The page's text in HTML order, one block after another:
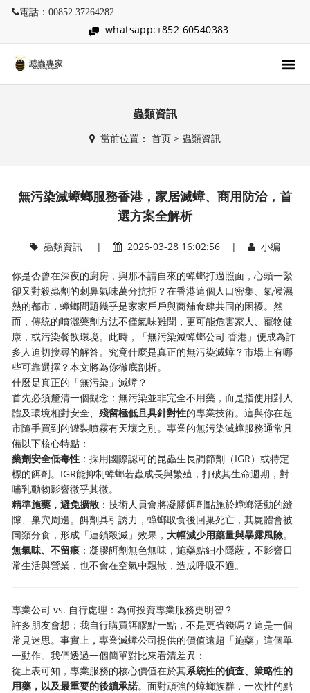
電話：00852 37264282
whatsapp:+852 60540383
蟲類資訊
當前位置： 首页> 蟲類資訊
無污染滅蟑螂服務香港，家居滅蟑、商用防治，首
選方案全解析
蟲類資訊| 2026-03-28 16:02:56 | 小编
你是否曾在深夜的廚房，與那不請自來的蟑螂打過照面，心頭一緊
卻又對殺蟲劑的刺鼻氣味萬分抗拒？在香港這個人口密集、氣候濕
熱的都市，蟑螂問題幾乎是家家戶戶與商舖食肆共同的困擾。然
而，傳統的噴灑藥劑方法不僅氣味難聞，更可能危害家人、寵物健
康，或污染餐飲環境。此時，「無污染滅蟑螂公司 香港」便成為許
多人迫切搜尋的解答。究竟什麼是真正的無污染滅蟑？市場上有哪
些可靠選擇？本文將為你徹底剖析。
什麼是真正的「無污染」滅蟑？
首先必須釐清一個觀念：無污染並非完全不用藥，而是指使用對人
體及環境相對安全、殘留極低且具針對性的專業技術。這與你在超
市隨手買到的罐裝噴霧有天壤之別。專業的無污染滅蟑服務通常具
備以下核心特點：
藥劑安全低毒性 ：採用國際認可的昆蟲生長調節劑（IGR）或特定
標的餌劑。IGR能抑制蟑螂若蟲成長與繁殖，打破其生命週期，對
哺乳動物影響微乎其微。
精準施藥，避免擴散 ：技術人員會將凝膠餌劑點施於蟑螂活動的縫
隙、巢穴周邊。餌劑具引誘力，蟑螂取食後回巢死亡，其屍體會被
同類分食，形成「連鎖殺滅」效果， 大幅減少用藥量與暴露風險。
無氣味、不留痕 ：凝膠餌劑無色無味，施藥點細小隱蔽，不影響日
常生活與營業，也不會在空氣中飄散，造成呼吸不適。
專業公司 vs. 自行處理：為何投資專業服務更明智？
許多朋友會想：我自行購買餌膠點一點，不是更省錢嗎？這是一個
常見迷思。事實上，專業滅蟑公司提供的價值遠超「施藥」這個單
一動作。我們透過一個簡單對比來看清差異：
從上表可知，專業服務的核心價值在於其系統性的偵查、策略性的
用藥，以及最重要的後續承諾。面對頑強的蟑螂族群，一次性的點